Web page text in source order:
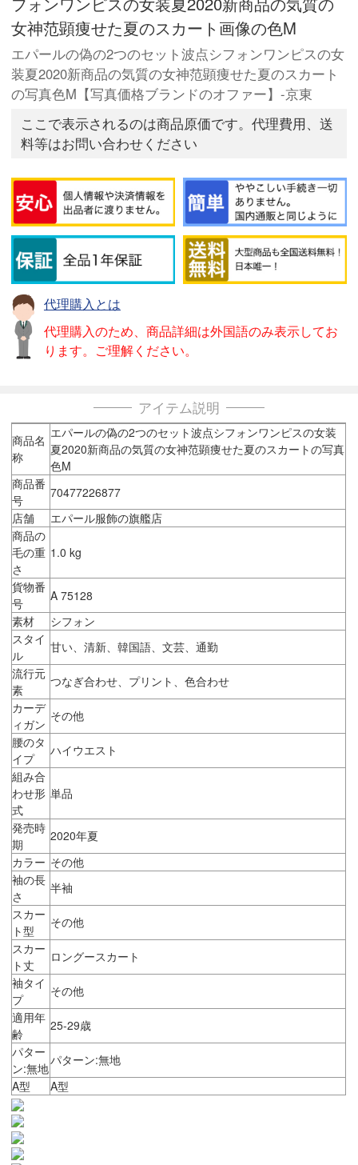
女神范顕痩せた夏のスカート画像の色M
エパールの偽の2つのセット波点シフォンワンピスの女
装夏2020新商品の気質の女神范顕痩せた夏のスカート
の写真色M【写真価格ブランドのオファー】-京東
ここで表示されるのは商品原価です。代理費用、送
料等はお問い合わせください
代理購入とは
代理購入のため、商品詳細は外国語のみ表示してお
ります。ご理解ください。
アイテム説明
商品名
称
エパールの偽の2つのセット波点シフォンワンピスの女装
夏2020新商品の気質の女神范顕痩せた夏のスカートの写真
色M
商品番
号
70477226877
店舗
エパール服飾の旗艦店
商品の
毛の重
さ
1.0 kg
貨物番
号
A 75128
素材
シフォン
スタイ
ル
甘い、清新、韓国語、文芸、通勤
流行元
素
つなぎ合わせ、プリント、色合わせ
カーデ
ィガン
その他
腰のタ
イプ
ハイウエスト
組み合
わせ形
式
単品
発売時
期
2020年夏
カラー その他
袖の長
さ
半袖
スカー
ト型
その他
スカー
ト丈
ロングースカート
袖タイ
プ
その他
適用年
齢
25-29歳
パター
ン:無地
パターン:無地
A型
A型